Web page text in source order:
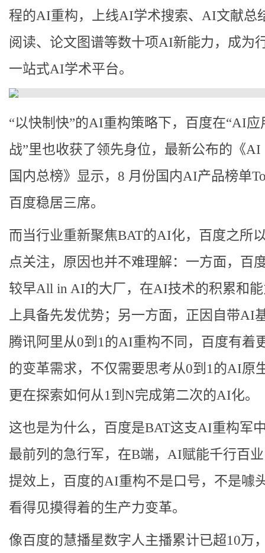
程的AI重构，上线AI学术搜索、AI文献总
阅读、论文图谱等数十项AI新能力，成为
一站式AI学术平台。
“以快制快”的AI重构策略下，百度在“AI应
战”里也收获了领先身位，最新公布的《AI
国内总榜》显示，8 月份国内AI产品榜单
百度稳居三席。
而当行业重新聚焦BAT的AI化，百度之所
点关注，原因也并不难理解：一方面，百
较早All in AI的大厂，在AI技术的积累和
上具备先发优势；另一方面，正因自带AI
腾讯阿里从0到1的AI重构不同，百度有着
的变革需求，不仅需要思考从0到1的AI原
更在探索如何从1到N完成第二次的AI化。
这也是为什么，百度是BAT这支AI重构军
最前列的急行军，在B端，AI赋能千行百
提效上，百度的AI重构不是口号，不是噱
看得见摸得着的生产力变革。
像百度的慧播星数字人主播累计已超10万